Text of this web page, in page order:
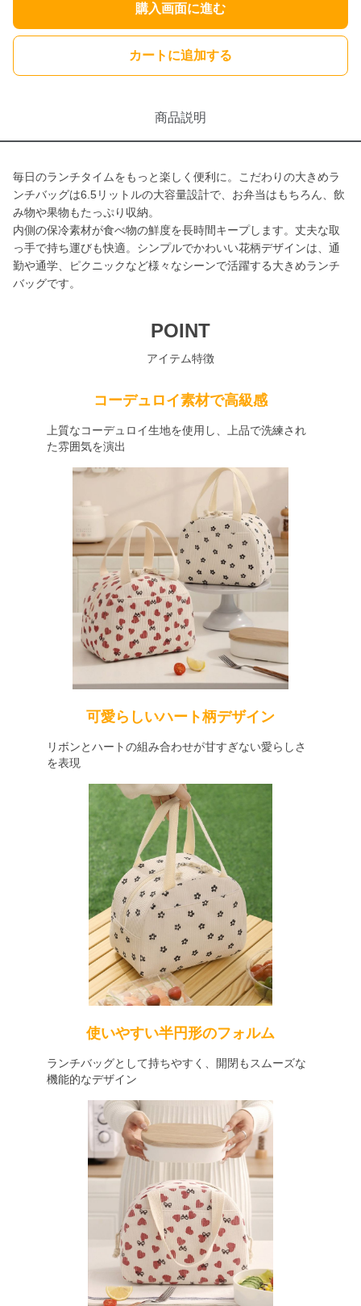
購入画面に進む
カートに追加する
商品説明
毎日のランチタイムをもっと楽しく便利に。こだわりの大きめラ
ンチバッグは6.5リットルの大容量設計で、お弁当はもちろん、飲
み物や果物もたっぷり収納。
内側の保冷素材が食べ物の鮮度を長時間キープします。丈夫な取
っ手で持ち運びも快適。シンプルでかわいい花柄デザインは、通
勤や通学、ピクニックなど様々なシーンで活躍する大きめランチ
バッグです。
POINT
アイテム特徴
コーデュロイ素材で高級感
上質なコーデュロイ生地を使用し、上品で洗練され
た雰囲気を演出
可愛らしいハート柄デザイン
リボンとハートの組み合わせが甘すぎない愛らしさ
を表現
使いやすい半円形のフォルム
ランチバッグとして持ちやすく、開閉もスムーズな
機能的なデザイン